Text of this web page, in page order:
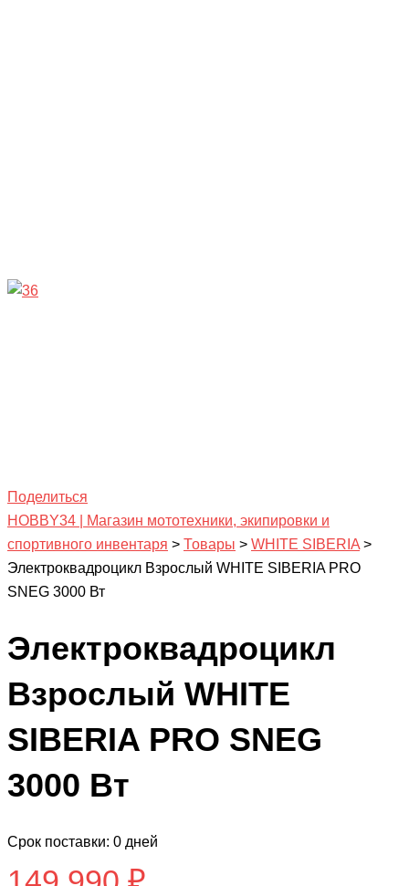
Поделиться
HOBBY34 | Магазин мототехники, экипировки и
спортивного инвентаря > Товары > WHITE SIBERIA >
Электроквадроцикл Взрослый WHITE SIBERIA PRO
SNEG 3000 Вт
Электроквадроцикл
Взрослый WHITE
SIBERIA PRO SNEG
3000 Вт
Срок поставки: 0 дней